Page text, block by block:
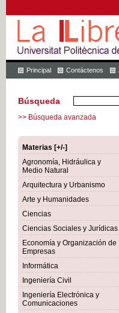
Principal Contáctenos
Búsqueda
>> Búsqueda avanzada
Materias [+/-]
Agronomía, Hidráulica y
Medio Natural
Arquitectura y Urbanismo
Arte y Humanidades
Ciencias
Ciencias Sociales y Jurídicas
Economía y Organización de
Empresas
Informática
Ingeniería Civil
Ingeniería Electrónica y
Comunicaciones